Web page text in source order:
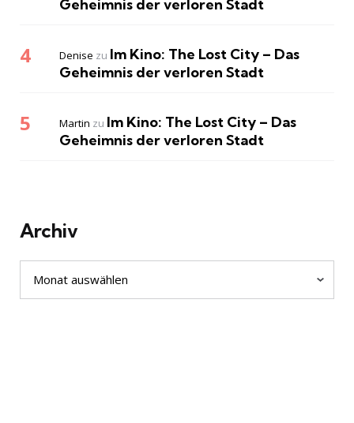
Geheimnis der verloren Stadt
Denise zu Im Kino: The Lost City – Das
Geheimnis der verloren Stadt
Martin zu Im Kino: The Lost City – Das
Geheimnis der verloren Stadt
Archiv
Archiv